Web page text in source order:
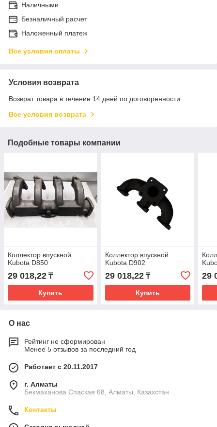
Наличными
Безналичный расчет
Наложенный платеж
Все условия оплаты
Условия возврата
Возврат товара в течение 14 дней по договоренности
Все условия возврата
Подобные товары компании
Коллектор впускной
Kubota D850
29 018,22 ₸
Купить
Коллектор впускной
Kubota D902
29 018,22₸
Купить
29
О нас
Рейтинг не сформирован
Менее 5 отзывов за последний год
Работает с 20.11.2017
г. Алматы
Бекмаханова Спаская 68, Алматы, Казахстан
Контакты